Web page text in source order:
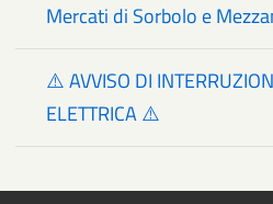
Mercati di Sorbolo e
⚠️ AVVISO DI
ELETTRICA ⚠️